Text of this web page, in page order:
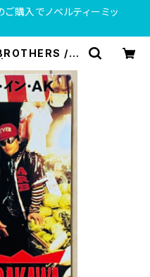
購入でノベルティーミッ
/ ア